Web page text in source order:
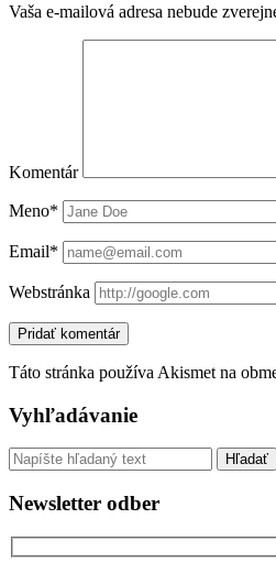
Vaša e-mailová adresa nebude
Komentár
Meno*
Email*
Webstránka
Táto stránka používa Akismet na
Sidebar
Vyhľadávanie
Vyhľadávanie
Newsletter odber